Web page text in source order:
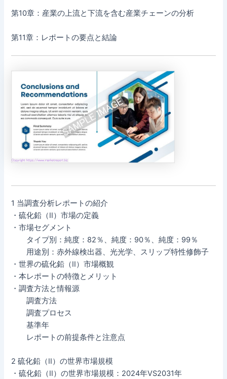
第10章：産業の上流と下流を含む産業チェーンの分析
第11章：レポートの要点と結論
1 当調査分析レポートの紹介
・硫化鉛（II）市場の定義
・市場セグメント
タイプ別：純度：82％、純度：90％、純度：99％
用途別：赤外線検出器、光光学、スリップ特性修飾子
・世界の硫化鉛（II）市場概観
・本レポートの特徴とメリット
・調査方法と情報源
調査方法
調査プロセス
基準年
レポートの前提条件と注意点
2 硫化鉛（II）の世界市場規模
・硫化鉛（II）の世界市場規模：2024年VS2031年